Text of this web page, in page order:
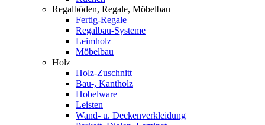
Regalböden, Regale, Möbelbau
Fertig-Regale
Regalbau-Systeme
Leimholz
Möbelbau
Holz
Holz-Zuschnitt
Bau-, Kantholz
Hobelware
Leisten
Wand- u. Deckenverkleidung